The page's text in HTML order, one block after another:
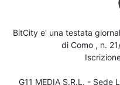
BitCity e' una testata
di Como , n.
G11 MEDIA S.R.L. - Sede